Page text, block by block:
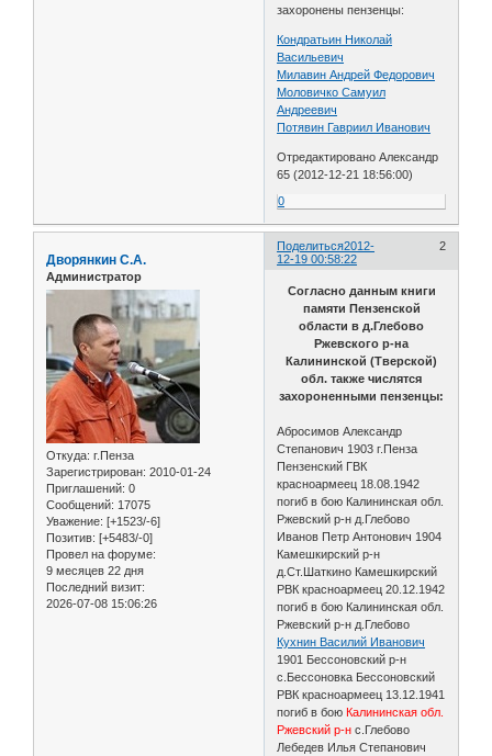
захоронены пензенцы:
Кондратьин Николай
Васильевич
Милавин Андрей Федорович
Моловичко Самуил
Андреевич
Потявин Гавриил Иванович
Отредактировано Александр
65 (2012-12-21 18:56:00)
0
Поделиться 2
2012-
12-19 00:58:22
Дворянкин С.А.
Администратор
Откуда: г.Пенза
Зарегистрирован: 2010-01-24
Приглашений: 0
Сообщений: 17075
Уважение: [+1523/-6]
Позитив: [+5483/-0]
Провел на форуме:
9 месяцев 22 дня
Последний визит:
2026-07-08 15:06:26
Согласно данным книги
памяти Пензенской
области в д.Глебово
Ржевского р-на
Калининской (Тверской)
обл. также числятся
захороненными пензенцы:
Абросимов Александр
Степанович 1903 г.Пенза
Пензенский ГВК
красноармеец 18.08.1942
погиб в бою Калининская обл.
Ржевский р-н д.Глебово
Иванов Петр Антонович 1904
Камешкирский р-н
д.Ст.Шаткино Камешкирский
РВК красноармеец 20.12.1942
погиб в бою Калининская обл.
Ржевский р-н д.Глебово
Кухнин Василий Иванович
1901 Бессоновский р-н
с.Бессоновка Бессоновский
РВК красноармеец 13.12.1941
погиб в бою Калининская обл.
Ржевский р-н с.Глебово
Лебедев Илья Степанович